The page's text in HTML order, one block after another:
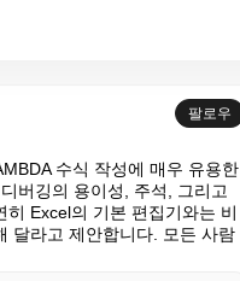
팔로우
수식 작성에 매우 유용한
버깅의 용이성, 주석, 그리고
Excel의 기본 편집기와는 비
달라고 제안합니다. 모든 사람